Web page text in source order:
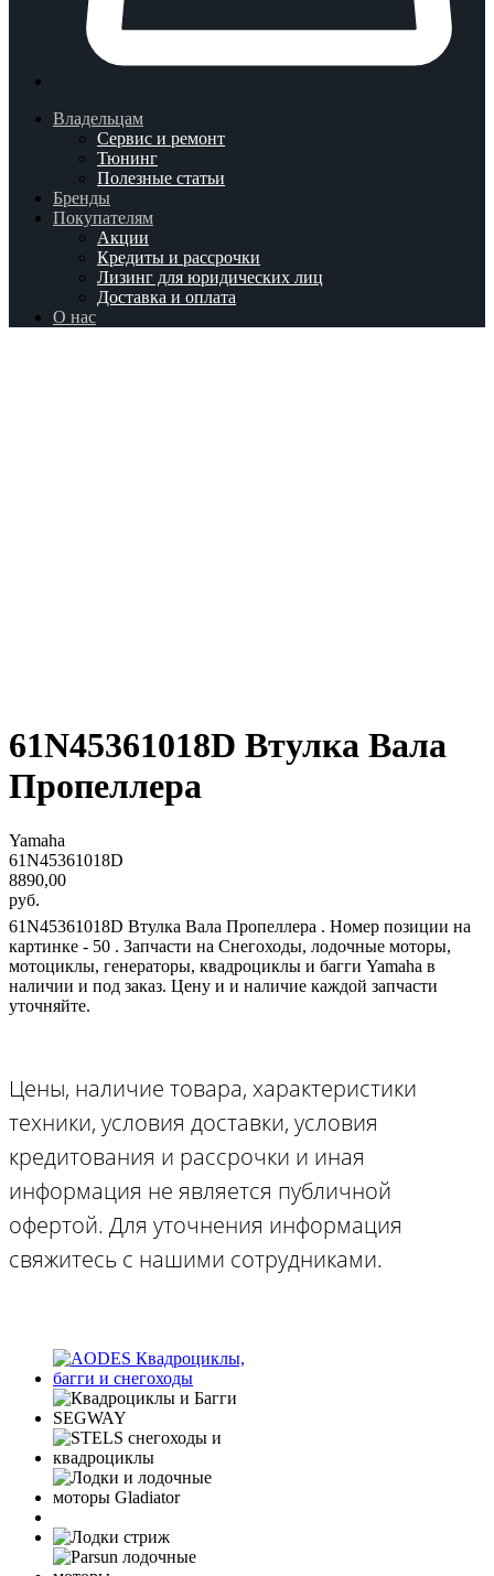
Владельцам
Сервис и ремонт
Тюнинг
Полезные статьи
Бренды
Покупателям
Акции
Кредиты и рассрочки
Лизинг для юридических лиц
Доставка и оплата
О нас
61N45361018D Втулка Вала
Пропеллера
Yamaha
61N45361018D
8890,00
руб.
61N45361018D Втулка Вала Пропеллера . Номер позиции на
картинке - 50 . Запчасти на Снегоходы, лодочные моторы,
мотоциклы, генераторы, квадроциклы и багги Yamaha в
наличии и под заказ. Цену и и наличие каждой запчасти
уточняйте.
Цены, наличие товара, характеристики
техники, условия доставки, условия
кредитования и рассрочки и иная
информация не является публичной
офертой. Для уточнения информация
свяжитесь с нашими сотрудниками.